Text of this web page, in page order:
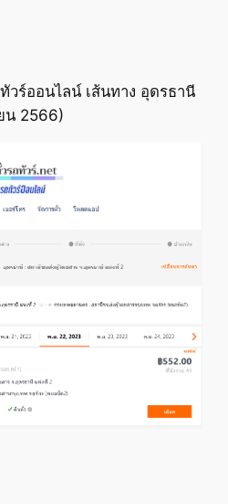
วร์ออนไลน์ เส้นทาง อุดรธานี
น 2566)